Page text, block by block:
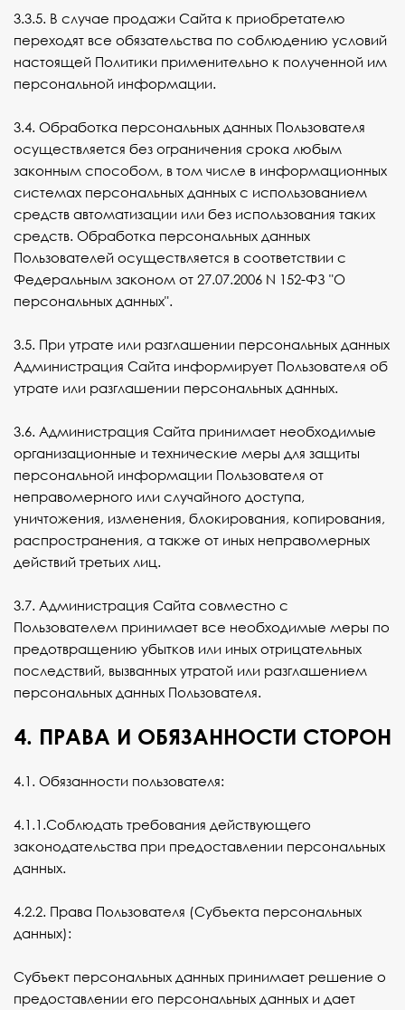
3.3.5. В случае продажи Сайта к приобретателю
переходят все обязательства по соблюдению условий
настоящей Политики применительно к полученной им
персональной информации.
3.4. Обработка персональных данных Пользователя
осуществляется без ограничения срока любым
законным способом, в том числе в информационных
системах персональных данных с использованием
средств автоматизации или без использования таких
средств. Обработка персональных данных
Пользователей осуществляется в соответствии с
Федеральным законом от 27.07.2006 N 152-ФЗ "О
персональных данных".
3.5. При утрате или разглашении персональных данных
Администрация Сайта информирует Пользователя об
утрате или разглашении персональных данных.
3.6. Администрация Сайта принимает необходимые
организационные и технические меры для защиты
персональной информации Пользователя от
неправомерного или случайного доступа,
уничтожения, изменения, блокирования, копирования,
распространения, а также от иных неправомерных
действий третьих лиц.
3.7. Администрация Сайта совместно с
Пользователем принимает все необходимые меры по
предотвращению убытков или иных отрицательных
последствий, вызванных утратой или разглашением
персональных данных Пользователя.
4. ПРАВА И ОБЯЗАННОСТИ СТОРОН
4.1. Обязанности пользователя:
4.1.1.Соблюдать требования действующего
законодательства при предоставлении персональных
данных.
4.2.2. Права Пользователя (Субъекта персональных
данных):
Субъект персональных данных принимает решение о
предоставлении его персональных данных и дает